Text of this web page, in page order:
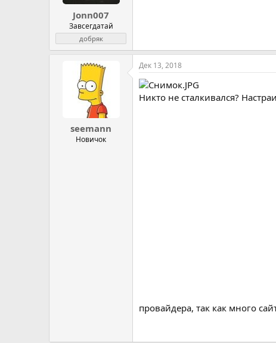
Jonn007
Завсегдатай
добряк
seemann
Новичок
Дек 13, 2018
Никто не сталкивался?
провайдера, так как много